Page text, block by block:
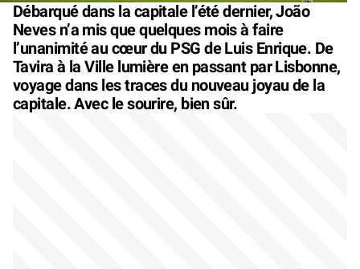
Débarqué dans la capitale l’été dernier, João
Neves n’a mis que quelques mois à faire
l’unanimité au cœur du PSG de Luis Enrique. De
Tavira à la Ville lumière en passant par Lisbonne,
voyage dans les traces du nouveau joyau de la
capitale. Avec le sourire, bien sûr.